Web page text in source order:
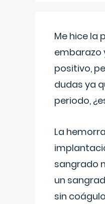
Me hice la
embarazo
positivo,
dudas ya
periodo,
La
sangrado
un
sin